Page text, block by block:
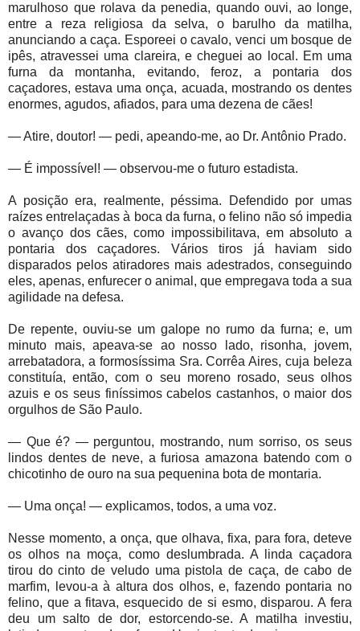
marulhoso que rolava da penedia, quando ouvi, ao longe,
entre a reza religiosa da selva, o barulho da matilha,
anunciando a caça. Esporeei o cavalo, venci um bosque de
ipês, atravessei uma clareira, e cheguei ao local. Em uma
furna da montanha, evitando, feroz, a pontaria dos
caçadores, estava uma onça, acuada, mostrando os dentes
enormes, agudos, afiados, para uma dezena de cães!
— Atire, doutor! — pedi, apeando-me, ao Dr. Antônio Prado.
— É impossível! — observou-me o futuro estadista.
A posição era, realmente, péssima. Defendido por umas
raízes entrelaçadas à boca da furna, o felino não só impedia
o avanço dos cães, como impossibilitava, em absoluto a
pontaria dos caçadores. Vários tiros já haviam sido
disparados pelos atiradores mais adestrados, conseguindo
eles, apenas, enfurecer o animal, que empregava toda a sua
agilidade na defesa.
De repente, ouviu-se um galope no rumo da furna; e, um
minuto mais, apeava-se ao nosso lado, risonha, jovem,
arrebatadora, a formosíssima Sra. Corrêa Aires, cuja beleza
constituía, então, com o seu moreno rosado, seus olhos
azuis e os seus finíssimos cabelos castanhos, o maior dos
orgulhos de São Paulo.
— Que é? — perguntou, mostrando, num sorriso, os seus
lindos dentes de neve, a furiosa amazona batendo com o
chicotinho de ouro na sua pequenina bota de montaria.
— Uma onça! — explicamos, todos, a uma voz.
Nesse momento, a onça, que olhava, fixa, para fora, deteve
os olhos na moça, como deslumbrada. A linda caçadora
tirou do cinto de veludo uma pistola de caça, de cabo de
marfim, levou-a à altura dos olhos, e, fazendo pontaria no
felino, que a fitava, esquecido de si esmo, disparou. A fera
deu um salto de dor, estorcendo-se. A matilha investiu,